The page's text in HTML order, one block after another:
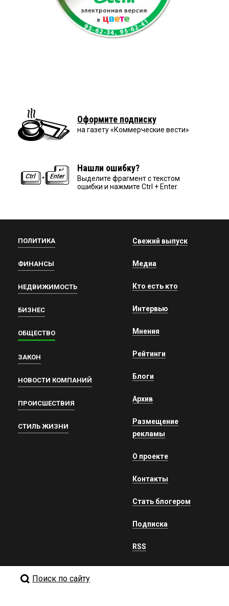
Оформите подписку
на газету «Коммерческие вести»
Нашли ошибку?
Выделите фрагмент с текстом
ошибки и нажмите Ctrl + Enter.
ПОЛИТИКА
ФИНАНСЫ
НЕДВИЖИМОСТЬ
БИЗНЕС
ОБЩЕСТВО
ЗАКОН
НОВОСТИ КОМПАНИЙ
ПРОИСШЕСТВИЯ
СТИЛЬ ЖИЗНИ
Свежий выпуск
Медиа
Кто есть кто
Интервью
Мнения
Рейтинги
Блоги
Архив
Размещение
рекламы
О проекте
Контакты
Стать блогером
Подписка
RSS
Поиск по сайту